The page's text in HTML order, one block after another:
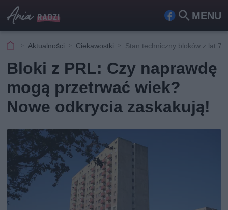
MENU
Fa
ook
Szu
kaj
Aktualności Ciekawostki Stan techniczny bloków z lat
Bloki z PRL: Czy naprawdę
mogą przetrwać wiek?
Nowe odkrycia zaskakują!